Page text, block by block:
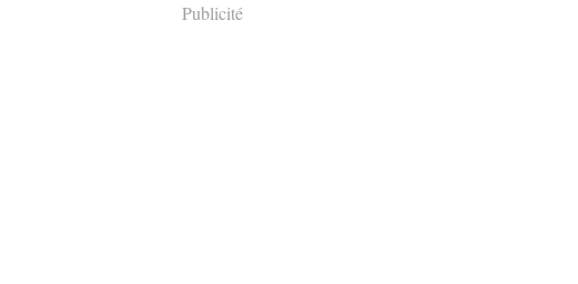
Publicité